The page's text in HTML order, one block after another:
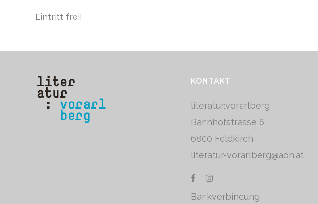
Eintritt frei!
KONTAKT
literatur:vorarlberg
Bahnhofstrasse 6
6800 Feldkirch
literatur-vorarlberg@aon.at
Bankverbindung